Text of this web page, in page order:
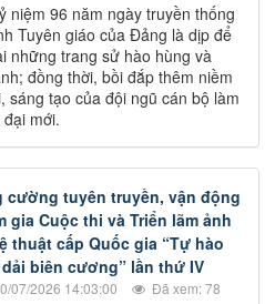
niệm 96 năm ngày truyền thống
Tuyên giáo của Ðảng là dịp để
những trang sử hào hùng và
đồng thời, bồi đắp thêm niềm
sáng tạo của đội ngũ cán bộ làm
mới.
cường tuyên truyền, vận động
gia Cuộc thi và Triển lãm ảnh
thuật cấp Quốc gia “Tự hào
biên cương” lần thứ IV
07/2026 14:03:00 Đã xem: 78